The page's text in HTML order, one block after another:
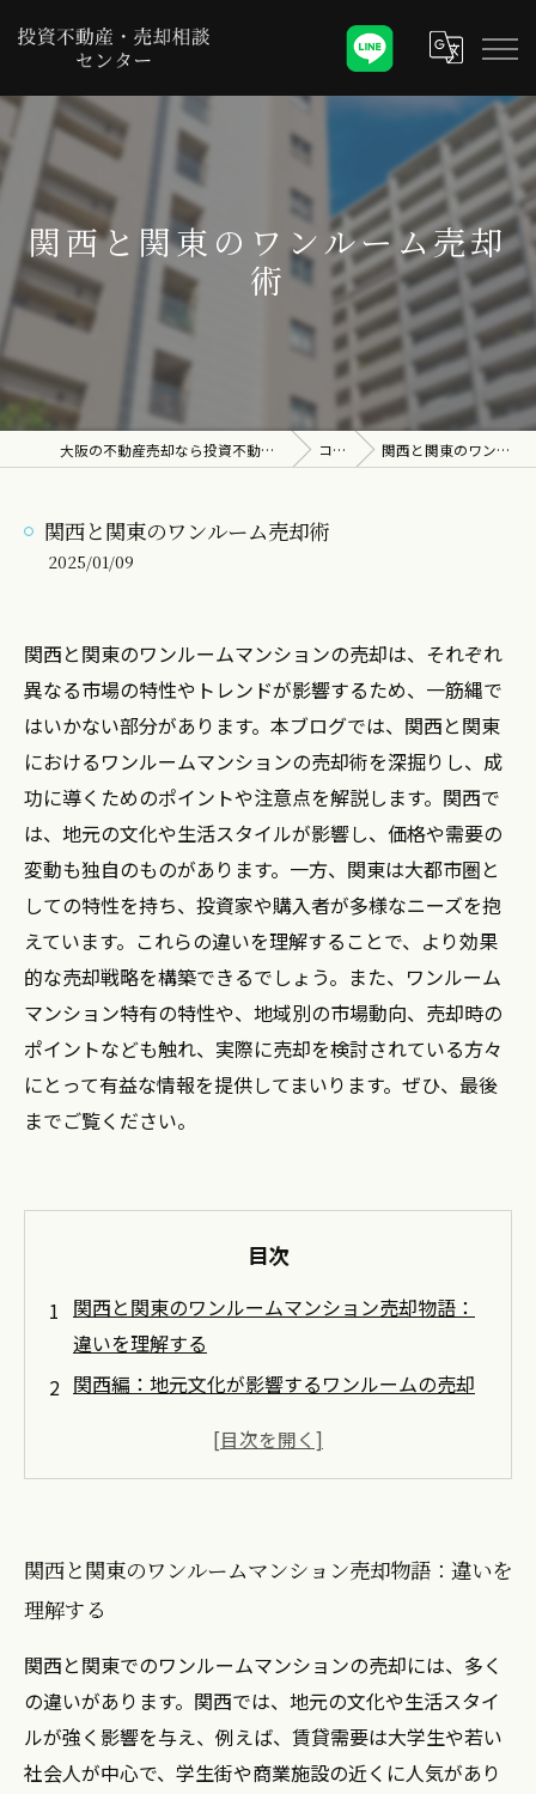
関西と関東のワンルーム売却
術
大阪の不動産売却なら投資不動産・売却相談センター コラム 関西と関東のワンルーム売却術
関西と関東のワンルーム売却術
2025/01/09
関西と関東のワンルームマンションの売却は、それぞれ
異なる市場の特性やトレンドが影響するため、一筋縄で
はいかない部分があります。本ブログでは、関西と関東
におけるワンルームマンションの売却術を深掘りし、成
功に導くためのポイントや注意点を解説します。関西で
は、地元の文化や生活スタイルが影響し、価格や需要の
変動も独自のものがあります。一方、関東は大都市圏と
しての特性を持ち、投資家や購入者が多様なニーズを抱
えています。これらの違いを理解することで、より効果
的な売却戦略を構築できるでしょう。また、ワンルーム
マンション特有の特性や、地域別の市場動向、売却時の
ポイントなども触れ、実際に売却を検討されている方々
にとって有益な情報を提供してまいります。ぜひ、最後
までご覧ください。
目次
関西と関東のワンルームマンション売却物語：
違いを理解する
関西編：地元文化が影響するワンルームの売却
関東編：多様なニーズに応えるワンルーム売却
成功するためのポイントと注意点を徹底解説
売却を成功に導く！関西・関東の実践テクニッ
ク
まとめ：あなたに合ったワンルーム売却術と
は？
関西と関東のワンルームマンション売却物語：違いを
理解する
関西と関東でのワンルームマンションの売却には、多く
の違いがあります。関西では、地元の文化や生活スタイ
ルが強く影響を与え、例えば、賃貸需要は大学生や若い
社会人が中心で、学生街や商業施設の近くに人気があり